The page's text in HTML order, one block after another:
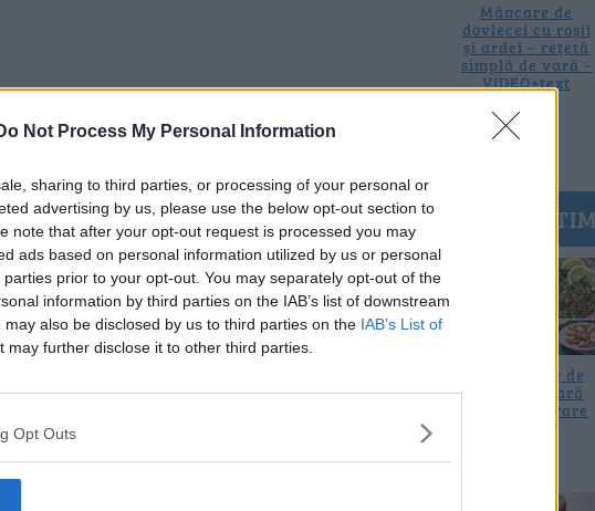
Not Process My Personal Information
sharing to third parties, or processing of your personal or
advertising by us, please use the below opt-out section to
note that after your opt-out request is processed you may
ads based on personal information utilized by us or personal
prior to your opt-out. You may separately opt-out of the
information by third parties on the IAB’s list of downstream
also be disclosed by us to third parties on the IAB’s List of
may further disclose it to other third parties.
Opt Outs
Mâncare de
dovlecei cu roșii
și ardei – rețetă
simplă de vară –
VIDEO+text
28.07.2026
20 de rețete de
salate de vară
fără prelucrare